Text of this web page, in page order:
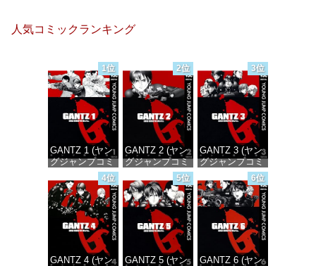
人気コミックランキング
1位
GANTZ 1 (ヤン
グジャンプコミ
ックスDIGITAL)
価格：¥100
2位
GANTZ 2 (ヤン
グジャンプコミ
ックスDIGITAL)
価格：¥100
3位
GANTZ 3 (ヤン
グジャンプコミ
ックスDIGITAL)
価格：¥100
4位
GANTZ 4 (ヤン
5位
GANTZ 5 (ヤン
6位
GANTZ 6 (ヤン